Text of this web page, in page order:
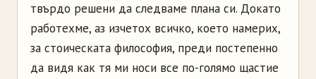
твърдо решени да следваме плана си. Докато
работехме, аз изчетох всичко, което намерих,
за стоическата философия, преди постепенно
да видя как тя ми носи все по-голямо щастие